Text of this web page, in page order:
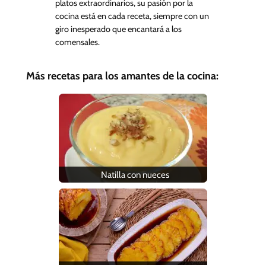
platos extraordinarios, su pasión por la
cocina está en cada receta, siempre con un
giro inesperado que encantará a los
comensales.
Más recetas para los amantes de la cocina:
Natilla con nueces